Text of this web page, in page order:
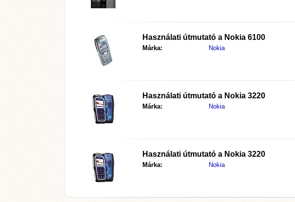
Használati útmutató a Nokia 6100
Márka: Nokia
Használati útmutató a Nokia 3220
Márka: Nokia
Használati útmutató a Nokia 3220
Márka: Nokia